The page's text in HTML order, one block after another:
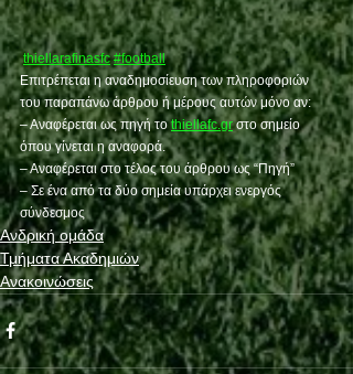
thiellarafinasfc #football
Επιτρέπεται η αναδημοσίευση των πληροφοριών
του παραπάνω άρθρου ή μέρους αυτών μόνο αν:
– Αναφέρεται ως πηγή το thiellafc.gr στο σημείο
όπου γίνεται η αναφορά.
– Αναφέρεται στο τέλος του άρθρου ως “Πηγή”
– Σε ένα από τα δύο σημεία υπάρχει ενεργός
σύνδεσμος
Ανδρική ομάδα
Τμήματα Ακαδημιών
Ανακοινώσεις